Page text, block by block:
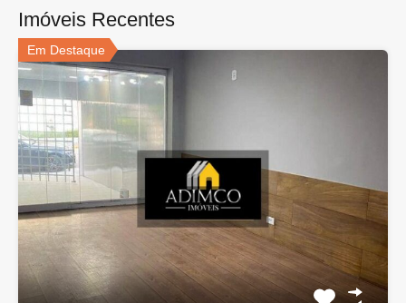
Imóveis Recentes
Em Destaque